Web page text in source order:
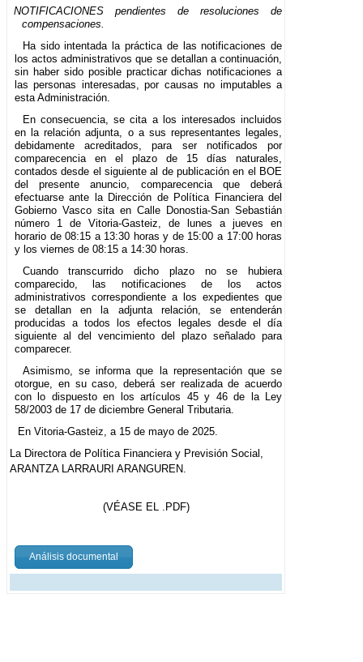
NOTIFICACIONES pendientes de resoluciones de
compensaciones.
Ha sido intentada la práctica de las notificaciones de
los actos administrativos que se detallan a continuación,
sin haber sido posible practicar dichas notificaciones a
las personas interesadas, por causas no imputables a
esta Administración.
En consecuencia, se cita a los interesados incluidos
en la relación adjunta, o a sus representantes legales,
debidamente acreditados, para ser notificados por
comparecencia en el plazo de 15 días naturales,
contados desde el siguiente al de publicación en el BOE
del presente anuncio, comparecencia que deberá
efectuarse ante la Dirección de Política Financiera del
Gobierno Vasco sita en Calle Donostia-San Sebastián
número 1 de Vitoria-Gasteiz, de lunes a jueves en
horario de 08:15 a 13:30 horas y de 15:00 a 17:00 horas
y los viernes de 08:15 a 14:30 horas.
Cuando transcurrido dicho plazo no se hubiera
comparecido, las notificaciones de los actos
administrativos correspondiente a los expedientes que
se detallan en la adjunta relación, se entenderán
producidas a todos los efectos legales desde el día
siguiente al del vencimiento del plazo señalado para
comparecer.
Asimismo, se informa que la representación que se
otorgue, en su caso, deberá ser realizada de acuerdo
con lo dispuesto en los artículos 45 y 46 de la Ley
58/2003 de 17 de diciembre General Tributaria.
En Vitoria-Gasteiz, a 15 de mayo de 2025.
La Directora de Política Financiera y Previsión Social,
ARANTZA LARRAURI ARANGUREN.
(VÉASE EL .PDF)
Análisis documental